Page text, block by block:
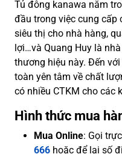
Tủ đông kanawa nằm
đầu trong việc cung cấp
siêu thị cho nhà hàng,
lợi…và Quang Huy là
thương hiệu này. Đến
toàn yên tâm về chất
có nhiều CTKM cho các
Hình thức mua
Mua Online: Gọi
666 hoặc để lại số